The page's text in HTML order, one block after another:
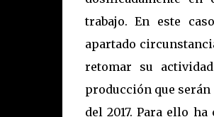
trabajo. En este
apartado
retomar su
producción que
del 2017. Para ello